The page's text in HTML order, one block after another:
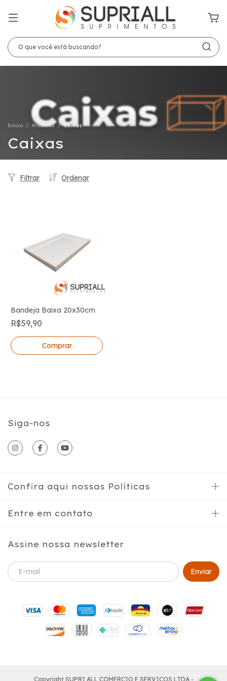
Início / Produtos / Caixas
Caixas
Ordenar
Filtrar
Bandeja Baixa 20x30cm
R$59,90
Siga-nos
Confira aqui nossas Políticas
Entre em contato
Assine nossa newsletter
Copyright SUPRI ALL COMERCIO E SERVICOS LTDA -